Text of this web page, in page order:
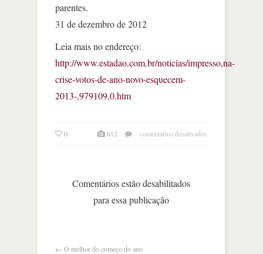
parentes.
31 de dezembro de 2012
Leia mais no endereço:
http://www.estadao.com.br/noticias/impresso,na-
crise-votos-de-ano-novo-esquecem-
2013-,979109,0.htm
0 612 comentários desativados
Comentários estão desabilitados
para essa publicação
← O melhor do começo do ano